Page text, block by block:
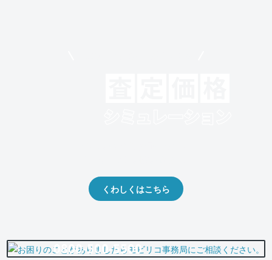
くわしくはこちら
0800-500-5500